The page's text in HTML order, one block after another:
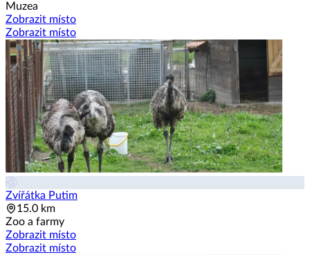
Muzea
Zobrazit místo
Zobrazit místo
Zvířátka Putim
15.0 km
Zoo a farmy
Zobrazit místo
Zobrazit místo